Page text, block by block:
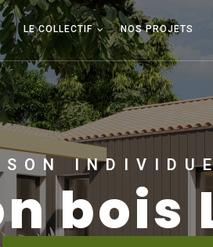
LE COLLECTIF NOS PROJETS
bois